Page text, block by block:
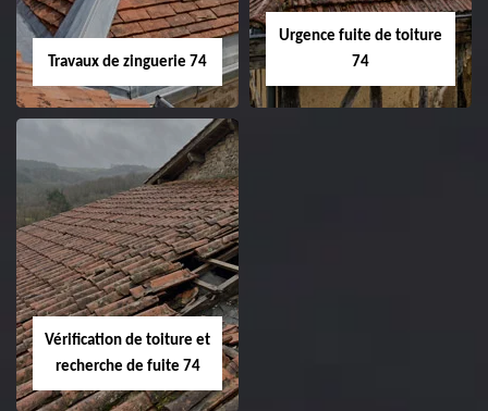
Travaux de zinguerie 74
Urgence fuite de toiture
74
Vérification de toiture et
recherche de fuite 74